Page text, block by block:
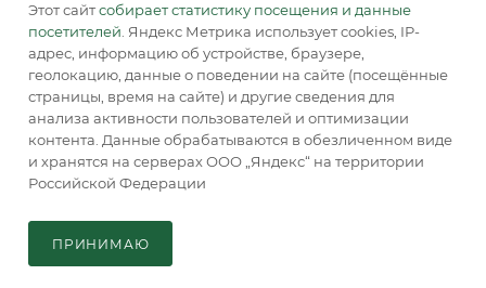
СНТ и дачные участки (сетчатые, деревянные);
промышленные предприятия (дополнительные,
противотаранные);
аэропорты и вокзалы (комбинированные, с
Этот сайтсобирает статистику посещения и данные
посетителей . Яндекс Метрика использует cookies, IP-
адрес, информацию об устройстве, браузере,
геолокацию, данные о поведении на сайте (посещённые
страницы, время на сайте) и другие сведения для
анализа активности пользователей и оптимизации
контента. Данные обрабатываются в обезличенном виде
и хранятся на серверах ООО „Яндекс“ на территории
Российской Федерации
ПРИНИМАЮ
Главная
Кабинет